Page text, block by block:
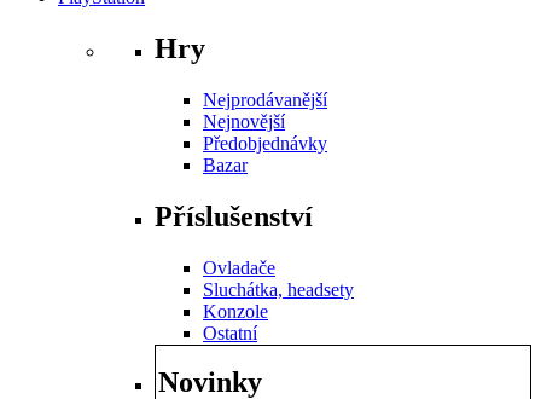
Hry
Nejprodávanější
Nejnovější
Předobjednávky
Bazar
Příslušenství
Ovladače
Sluchátka, headsety
Konzole
Ostatní
Novinky